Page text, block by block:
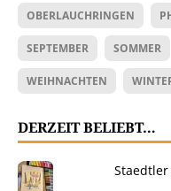
OBERLAUCHRINGEN
SEPTEMBER SOMMER
WEIHNACHTEN
DERZEIT BELIEBT…